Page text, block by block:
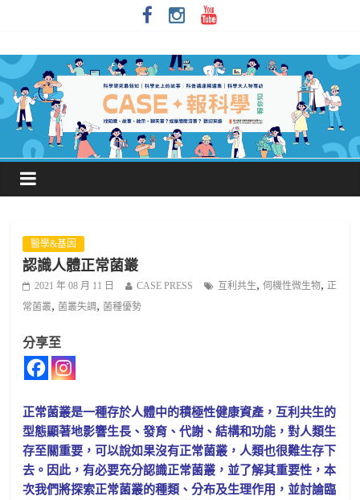
醫學&基因
認識人體正常菌叢
2021 年 08 月 11 日 CASE PRESS 互利共生,伺機性微生物, 正
常菌叢, 菌叢失調, 菌種優勢
分享至
正常菌叢是一種存於人體中的積極性健康資產，互利共生的
型態顯著地影響生長、發育、代謝、結構和功能，對人類生
存至關重要，可以說如果沒有正常菌叢，人類也很難生存下
去。因此，有必要充分認識正常菌叢，並了解其重要性，本
次我們將探索正常菌叢的種類、分布及生理作用，並討論臨